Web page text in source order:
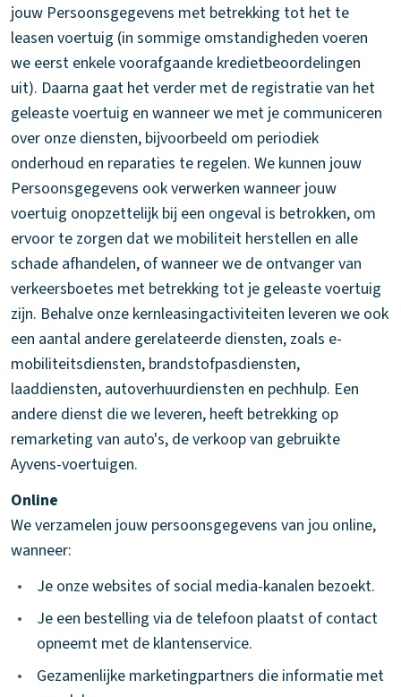
jouw Persoonsgegevens met betrekking tot het te
leasen voertuig (in sommige omstandigheden voeren
we eerst enkele voorafgaande kredietbeoordelingen
uit). Daarna gaat het verder met de registratie van het
geleaste voertuig en wanneer we met je communiceren
over onze diensten, bijvoorbeeld om periodiek
onderhoud en reparaties te regelen. We kunnen jouw
Persoonsgegevens ook verwerken wanneer jouw
voertuig onopzettelijk bij een ongeval is betrokken, om
ervoor te zorgen dat we mobiliteit herstellen en alle
schade afhandelen, of wanneer we de ontvanger van
verkeersboetes met betrekking tot je geleaste voertuig
zijn. Behalve onze kernleasingactiviteiten leveren we ook
een aantal andere gerelateerde diensten, zoals e-
mobiliteitsdiensten, brandstofpasdiensten,
laaddiensten, autoverhuurdiensten en pechhulp. Een
andere dienst die we leveren, heeft betrekking op
remarketing van auto's, de verkoop van gebruikte
Ayvens-voertuigen.
Online
We verzamelen jouw persoonsgegevens van jou online,
wanneer:
•
Je onze websites of social media-kanalen bezoekt.
•
Je een bestelling via de telefoon plaatst of contact
opneemt met de klantenservice.
•
Gezamenlijke marketingpartners die informatie met